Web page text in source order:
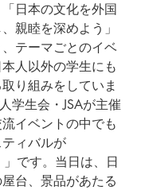
日本の文化を外国
親睦を深めよう」
テーマごとのイベ
人以外の学生にも
り組みをしていま
学生会・JSAが主催
イベントの中でも
ィバルが
」です。当日は、日
台、景品があたる